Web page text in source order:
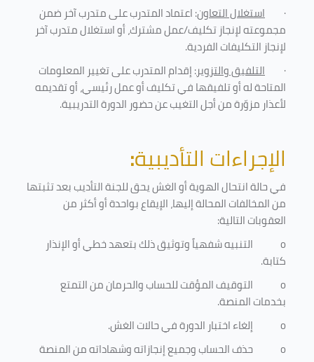
· استغلال التعاون: اعتماد المتدرب على متدرب آخر ضمن
مجموعته لإنجاز تكليف/عمل مشترك، أو استغلال متدرب آخر
لإنجاز التكليفات الفردية.
· التلفيق والتزوير: إقدام المتدرب على تغيير المعلومات
المتاحة له أو تلفيقها في تكليف أو عمل رئيسي، أو تقديمه
لأعذار مزوّرة من أجل التغيب عن حضور الدورة التدريبية.
الإجراءات التأديبية:
في حالة انتحال الهوية أو الغش يحق للجنة التأديب بعد تثبتها
من المخالفات المحالة إليها، الإيقاع بواحدة أو أكثر من
العقوبات التالية:
o
التنبيه شفهياً وتوثيق ذلك بتعهد خطي أو الإنذار
كتابة.
o
التوقيف المؤقت للحساب والحرمان من التمتع
بخدمات المنصة.
o
إلغاء اختبار الدورة في حالات الغش.
o
حذف الحساب وجميع إنجازاته وشهاداته من المنصة